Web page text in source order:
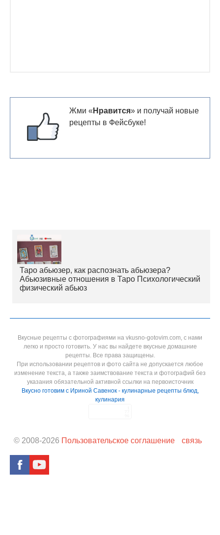
Жми « Нравится» и получай новые
рецепты в Фейсбуке!
Таро абьюзер, как распознать абьюзера?
Абьюзивные отношения в Таро Психологический
физический абьюз
Вкусные рецепты с фотографиями на vkusno-gotovim.com, с нами
легко и просто готовить. У нас вы найдете вкусные домашние
рецепты. Все права защищены.
При использовании рецептов и фото сайта не допускается любое
изменение текста, а также заимствование текста и фотографий без
указания обязательной активной ссылки на первоисточник
Вкусно готовим с Ириной Савенок - кулинарные рецепты блюд,
кулинария
© 2008-2026 Пользовательское соглашение связь